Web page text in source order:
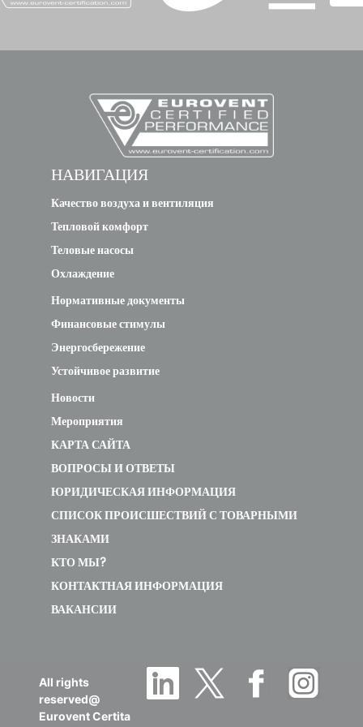
A100/240C****GN8-
MHA-V10W/D2N8-
B2 / HB-
A100/C****GN8-B2
new
60
MHA-V10W/D2N8-
B2
MHA-V10W/D2N8-
B2 / HBT-
A100/240C****GN8-
B2
MHA-V10WD2N8-C
/ HB-A100C***GN8-
C
deleted
A100190C***GN8-C
НАВИГАЦИЯ
Качество воздуха и вентиляция
Тепловой комфорт
Теловые насосы
Охлаждение
Нормативные документы
Финансовые стимулы
Энергосбережение
Устойчивое развитие
Новости
Мероприятия
КАРТА САЙТА
ВОПРОСЫ И ОТВЕТЫ
ЮРИДИЧЕСКАЯ ИНФОРМАЦИЯ
СПИСОК ПРОИСШЕСТВИЙ С ТОВАРНЫМИ
ЗНАКАМИ
КТО МЫ?
КОНТАКТНАЯ ИНФОРМАЦИЯ
ВАКАНСИИ
All rights
reserved@
Eurovent Certita